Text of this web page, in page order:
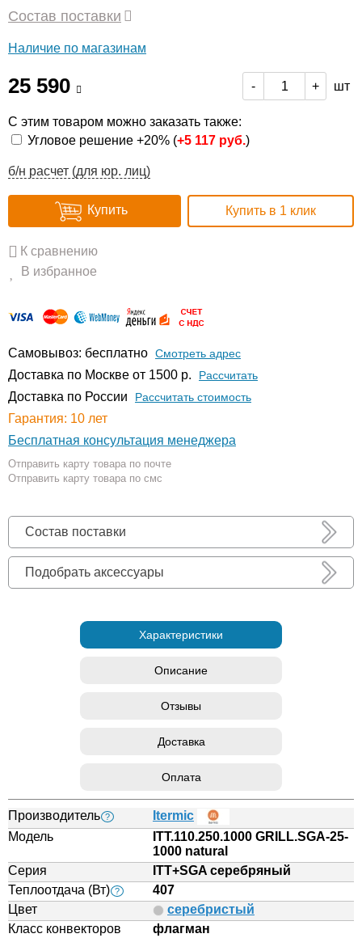
Состав поставки
Наличие по магазинам
25 590 - + шт
С этим товаром можно заказать также:
Угловое решение +20% (+5 117 руб.)
б/н расчет (для юр. лиц)
Купить Купить в 1 клик
К сравнению
В избранное
Самовывоз: бесплатно Смотреть адрес
Доставка по Москве от 1500 р. Расcчитать
Доставка по России Рассчитать стоимость
Гарантия: 10 лет
Бесплатная консультация менеджера
Отправить карту товара по почте
Отправить карту товара по смс
Состав поставки
Подобрать аксессуары
Характеристики
Описание
Отзывы
Доставка
Оплата
Производитель ?
Itermic
Модель
ITT.110.250.1000 GRILL.SGA-25-
1000 natural
Серия
ITT+SGA серебряный
Теплоотдача (Вт) ?
407
Цвет
серебристый
Класс конвекторов
флагман